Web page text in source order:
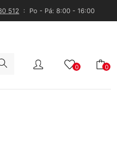
512 : Po - Pá: 8:00 - 16:00
0 0